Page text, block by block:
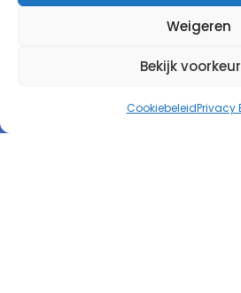
Weigeren
Bekijk
CookiebeleidPrivacy